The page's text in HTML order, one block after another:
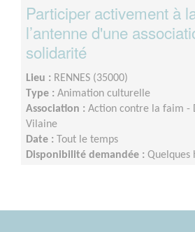
Participer activement à
l’antenne d'une
solidarité
Lieu : RENNES (35000)
Type : Animation culturelle
Association : Action contre la faim -
Vilaine
Date :
Tout le temps
Disponibilité demandée : Quelques